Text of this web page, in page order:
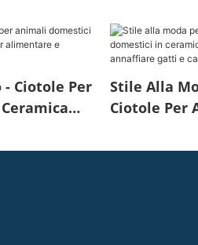
Ciotole Per
Gatti E
Stile Alla
Ciotole Per
Nutrire E